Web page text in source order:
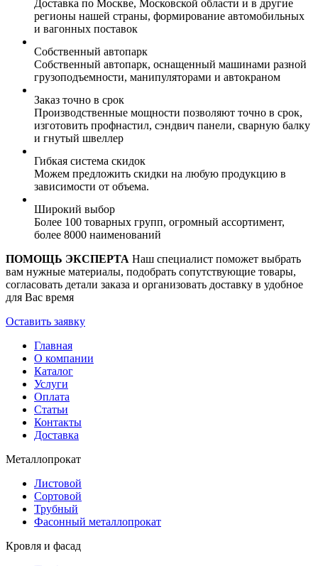
Доставка по Москве, Московской области и в другие
регионы нашей страны, формирование автомобильных
и вагонных поставок
Собственный автопарк
Собственный автопарк, оснащенный машинами разной
грузоподъемности, манипуляторами и автокраном
Заказ точно в срок
Производственные мощности позволяют точно в срок,
изготовить профнастил, сэндвич панели, сварную балку
и гнутый швеллер
Гибкая система скидок
Можем предложить скидки на любую продукцию в
зависимости от объема.
Широкий выбор
Более 100 товарных групп, огромный ассортимент,
более 8000 наименований
ПОМОЩЬ ЭКСПЕРТА Наш специалист поможет выбрать
вам нужные материалы, подобрать сопутствующие товары,
согласовать детали заказа и организовать доставку в удобное
для Вас время
Оставить заявку
Главная
О компании
Каталог
Услуги
Оплата
Статьи
Контакты
Доставка
Металлопрокат
Листовой
Сортовой
Трубный
Фасонный металлопрокат
Кровля и фасад